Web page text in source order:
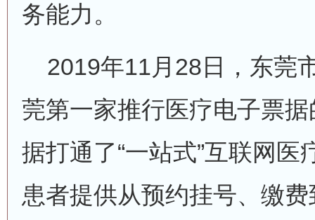
务能力。
2019年11月28日，东莞
莞第一家推行医疗电子票
据打通了“一站式”互联网医
患者提供从预约挂号、缴